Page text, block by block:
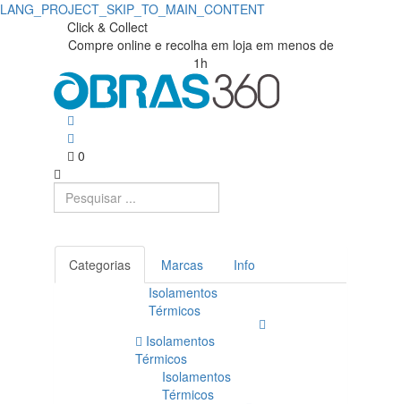
LANG_PROJECT_SKIP_TO_MAIN_CONTENT
Click & Collect
Compre online e recolha em loja em menos de
1h
0
Categorias Marcas
Info
Isolamentos
Térmicos
Isolamentos
Térmicos
Isolamentos
Térmicos